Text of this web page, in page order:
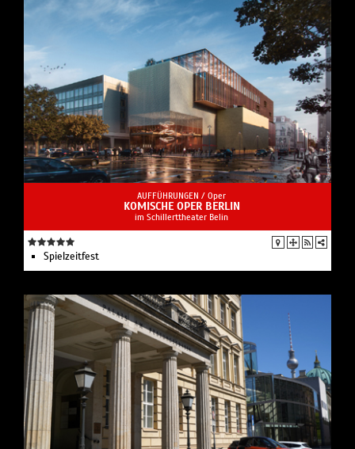
AUFFÜHRUNGEN / Oper
KOMISCHE OPER BERLIN
im Schillerttheater Belin
Spielzeit­fest